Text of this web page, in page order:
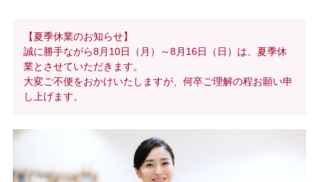
【夏季休業のお知らせ】
誠に勝手ながら8月10日（月）～8月16日（日）は、夏季休
業とさせていただきます。
大変ご不便をおかけいたしますが、何卒ご理解の程お願い申
し上げます。